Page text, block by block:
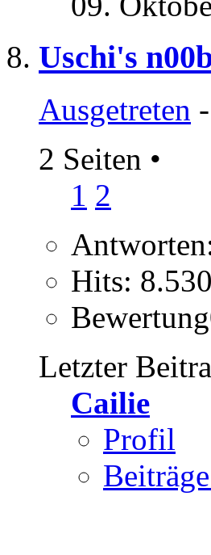
Uschi's
Ausgetreten
2 Seiten •
1 2
Hits: 8.530
Letzter
Cailie
Profil